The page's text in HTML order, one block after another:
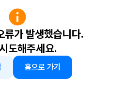
류가 발생했습니다.
도해주세요.
홈으로 가기